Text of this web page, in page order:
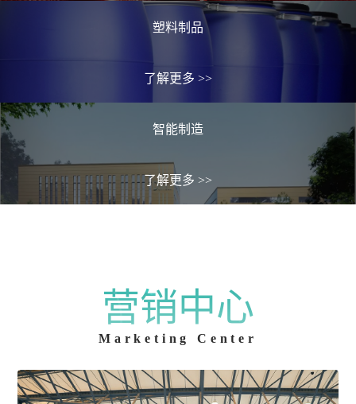
塑料制品
了解更多 >>
智能制造
了解更多 >>
营销中心
Marketing Center